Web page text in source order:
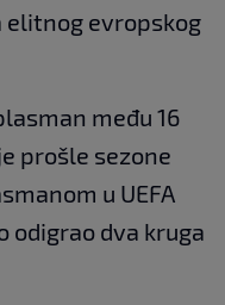
elitnog evropskog
među 16
prošle sezone
u UEFA
odigrao dva kruga